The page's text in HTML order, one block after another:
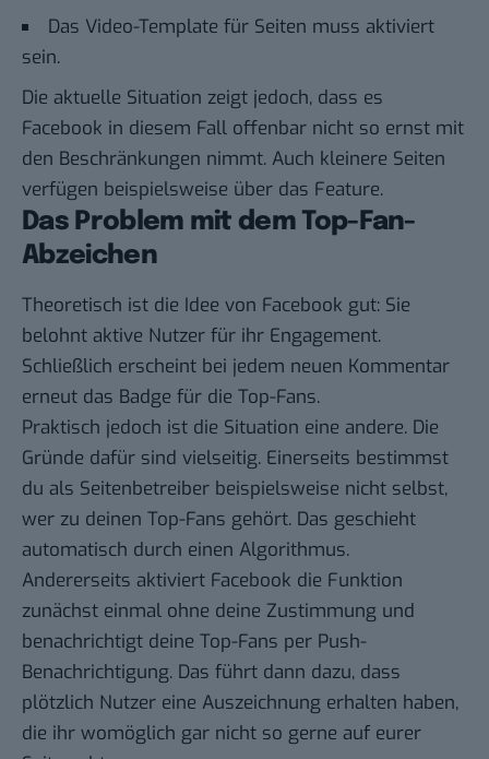
Das Video-Template für Seiten muss aktiviert
sein.
Die aktuelle Situation zeigt jedoch, dass es
Facebook in diesem Fall offenbar nicht so ernst mit
den Beschränkungen nimmt. Auch kleinere Seiten
verfügen beispielsweise über das Feature.
Das Problem mit dem Top-Fan-
Abzeichen
Theoretisch ist die Idee von Facebook gut: Sie
belohnt aktive Nutzer für ihr Engagement.
Schließlich erscheint bei jedem neuen Kommentar
erneut das Badge für die Top-Fans.
Praktisch jedoch ist die Situation eine andere. Die
Gründe dafür sind vielseitig. Einerseits bestimmst
du als Seitenbetreiber beispielsweise nicht selbst,
wer zu deinen Top-Fans gehört. Das geschieht
automatisch durch einen Algorithmus.
Andererseits aktiviert Facebook die Funktion
zunächst einmal ohne deine Zustimmung und
benachrichtigt deine Top-Fans per Push-
Benachrichtigung. Das führt dann dazu, dass
plötzlich Nutzer eine Auszeichnung erhalten haben,
die ihr womöglich gar nicht so gerne auf eurer